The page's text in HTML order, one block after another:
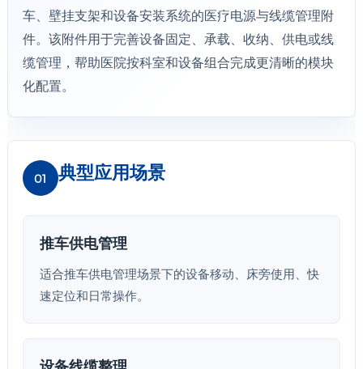
车、壁挂支架和设备安装系统的医疗电源与线缆管理附
件。该附件用于完善设备固定、承载、收纳、供电或线
缆管理，帮助医院按科室和设备组合完成更清晰的模块
化配置。
01 典型应用场景
推车供电管理
适合推车供电管理场景下的设备移动、床旁使用、快
速定位和日常操作。
设备线缆整理